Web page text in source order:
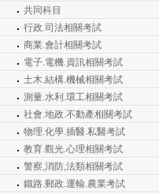
共同科目
行政.司法相關考試
商業.會計相關考試
電子.電機.資訊相關考試
土木.結構.機械相關考試
測量.水利.環工相關考試
社會.地政.不動產相關考試
物理.化學.插醫.私醫考試
教育.觀光.心理相關考試
警察,消防,法類相關考試
鐵路.郵政.運輸.農業考試